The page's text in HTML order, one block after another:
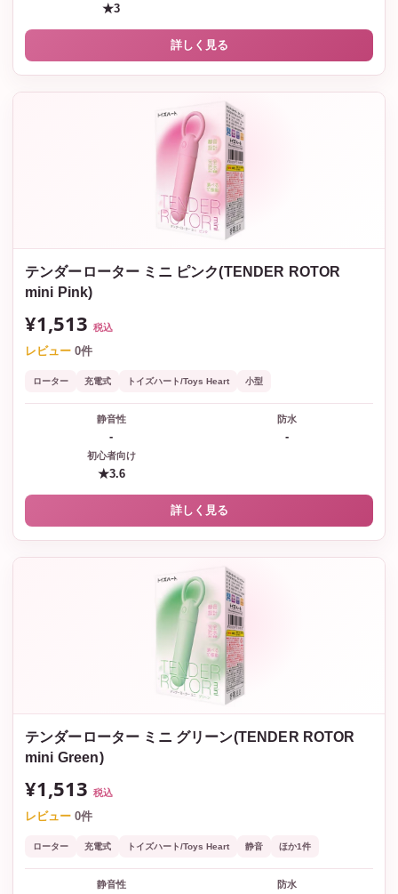
★3
詳しく見る
テンダーローター ミニ ピンク(TENDER ROTOR
mini Pink)
¥1,513 税込
レビュー 0件
ローター 充電式 トイズハート/Toys Heart 小型
静音性
-
防水
-
初心者向け
★3.6
詳しく見る
テンダーローター ミニ グリーン(TENDER ROTOR
mini Green)
¥1,513 税込
レビュー 0件
ローター 充電式 トイズハート/Toys Heart 静音 ほか1件
静音性 防水